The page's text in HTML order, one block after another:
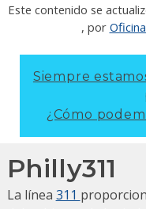
Este contenido se
, por
Siempre
¿Cómo
Philly311
La línea 311